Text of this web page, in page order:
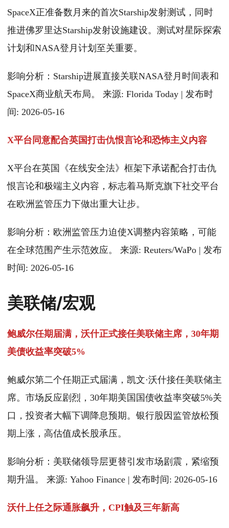
SpaceX正准备数月来的首次Starship发射测试，同时
推进佛罗里达Starship发射设施建设。测试对星际探索
计划和NASA登月计划至关重要。
影响分析：Starship进展直接关联NASA登月时间表和
SpaceX商业航天布局。 来源: Florida Today | 发布时
间: 2026-05-16
X平台同意配合英国打击仇恨言论和恐怖主义内容
X平台在英国《在线安全法》框架下承诺配合打击仇
恨言论和极端主义内容，标志着马斯克旗下社交平台
在欧洲监管压力下做出重大让步。
影响分析：欧洲监管压力迫使X调整内容策略，可能
在全球范围产生示范效应。 来源: Reuters/WaPo | 发布
时间: 2026-05-16
美联储/宏观
鲍威尔任期届满，沃什正式接任美联储主席，30年期
美债收益率突破5%
鲍威尔第二个任期正式届满，凯文·沃什接任美联储主
席。市场反应剧烈，30年期美国国债收益率突破5%关
口，投资者大幅下调降息预期。银行股因监管放松预
期上涨，高估值成长股承压。
影响分析：美联储领导层更替引发市场剧震，紧缩预
期升温。 来源: Yahoo Finance | 发布时间: 2026-05-16
沃什上任之际通胀飙升，CPI触及三年新高